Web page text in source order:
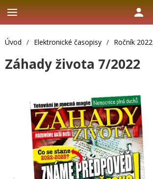
Úvod / Elektronické časopisy / Ročník 2022
Záhady života 7/2022